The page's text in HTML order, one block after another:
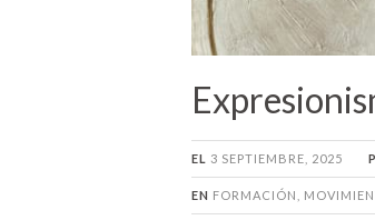
EL 3 SEPTIEMBRE, 2025
EN FORMACIÓN